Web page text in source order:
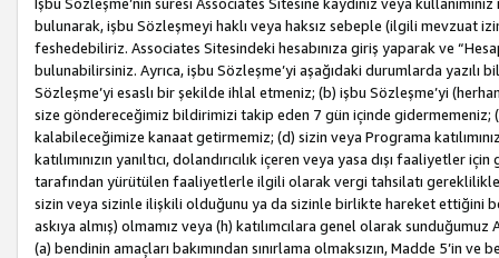
bulunarak, işbu Sözleşmeyi haklı veya haksız sebeple (ilgili mevzuat
feshedebiliriz. Associates Sitesindeki hesabınıza giriş yaparak ve
bulunabilirsiniz. Ayrıca, işbu Sözleşme’yi aşağıdaki durumlarda yazılı
Sözleşme’yi esaslı bir şekilde ihlal etmeniz; (b) işbu Sözleşme’yi
size göndereceğimiz bildirimizi takip eden 7 gün içinde gidermemeniz;
kalabileceğimize kanaat getirmemiz; (d) sizin veya Programa
katılımınızın yanıltıcı, dolandırıcılık içeren veya yasa dışı
tarafından yürütülen faaliyetlerle ilgili olarak vergi tahsilatı
sizin veya sizinle ilişkili olduğunu ya da sizinle birlikte hareket ettiğini
askıya almış) olmamız veya (h) katılımcılara genel olarak
(a) bendinin amaçları bakımından sınırlama olmaksızın, Madde 5’in